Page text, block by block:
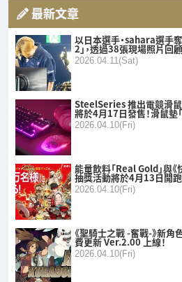
最新文章
以日本選手・sahara選手
2」，透過38張現場照片回顧
2026.04.11(Sat)
SteelSeries 推出電競滑鼠
將於4月17日發售！滑鼠墊
2026.04.10(Fri)
能量飲料「Real Gold」與
抽獎活動將於4月13日開跑
2026.04.10(Fri)
《聖騎士之戰 -奮戰-》新角
費更新 Ver.2.00 上線！
2026.04.10(Fri)